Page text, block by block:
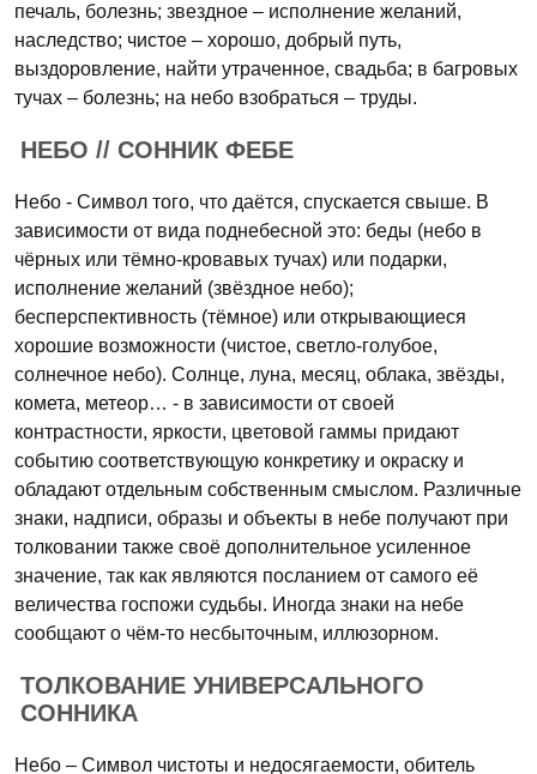
печаль, болезнь; звездное – исполнение желаний,
наследство; чистое – хорошо, добрый путь,
выздоровление, найти утраченное, свадьба; в багровых
тучах – болезнь; на небо взобраться – труды.
НЕБО // СОННИК ФЕБЕ
Небо - Символ того, что даётся, спускается свыше. В
зависимости от вида поднебесной это: беды (небо в
чёрных или тёмно-кровавых тучах) или подарки,
исполнение желаний (звёздное небо);
бесперспективность (тёмное) или открывающиеся
хорошие возможности (чистое, светло-голубое,
солнечное небо). Солнце, луна, месяц, облака, звёзды,
комета, метеор… - в зависимости от своей
контрастности, яркости, цветовой гаммы придают
событию соответствующую конкретику и окраску и
обладают отдельным собственным смыслом. Различные
знаки, надписи, образы и объекты в небе получают при
толковании также своё дополнительное усиленное
значение, так как являются посланием от самого её
величества госпожи судьбы. Иногда знаки на небе
сообщают о чём-то несбыточным, иллюзорном.
ТОЛКОВАНИЕ УНИВЕРСАЛЬНОГО
СОННИКА
Небо – Символ чистоты и недосягаемости, обитель